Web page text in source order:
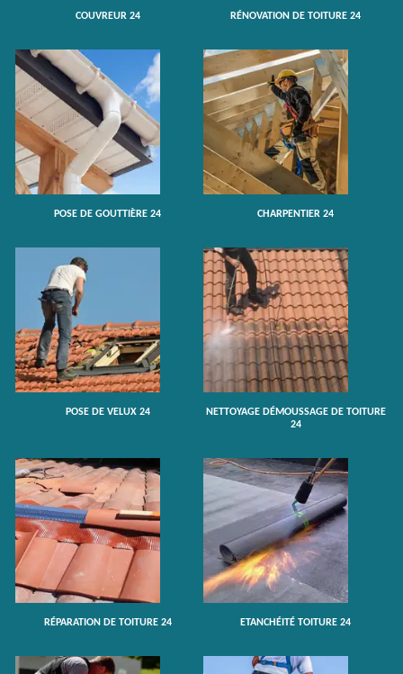
COUVREUR 24 RÉNOVATION DE TOITURE 24
POSE DE GOUTTIÈRE 24 CHARPENTIER 24
POSE DE VELUX 24
NETTOYAGE DÉMOUSSAGE DE TOITURE
24
RÉPARATION DE TOITURE 24 ETANCHÉITÉ TOITURE 24